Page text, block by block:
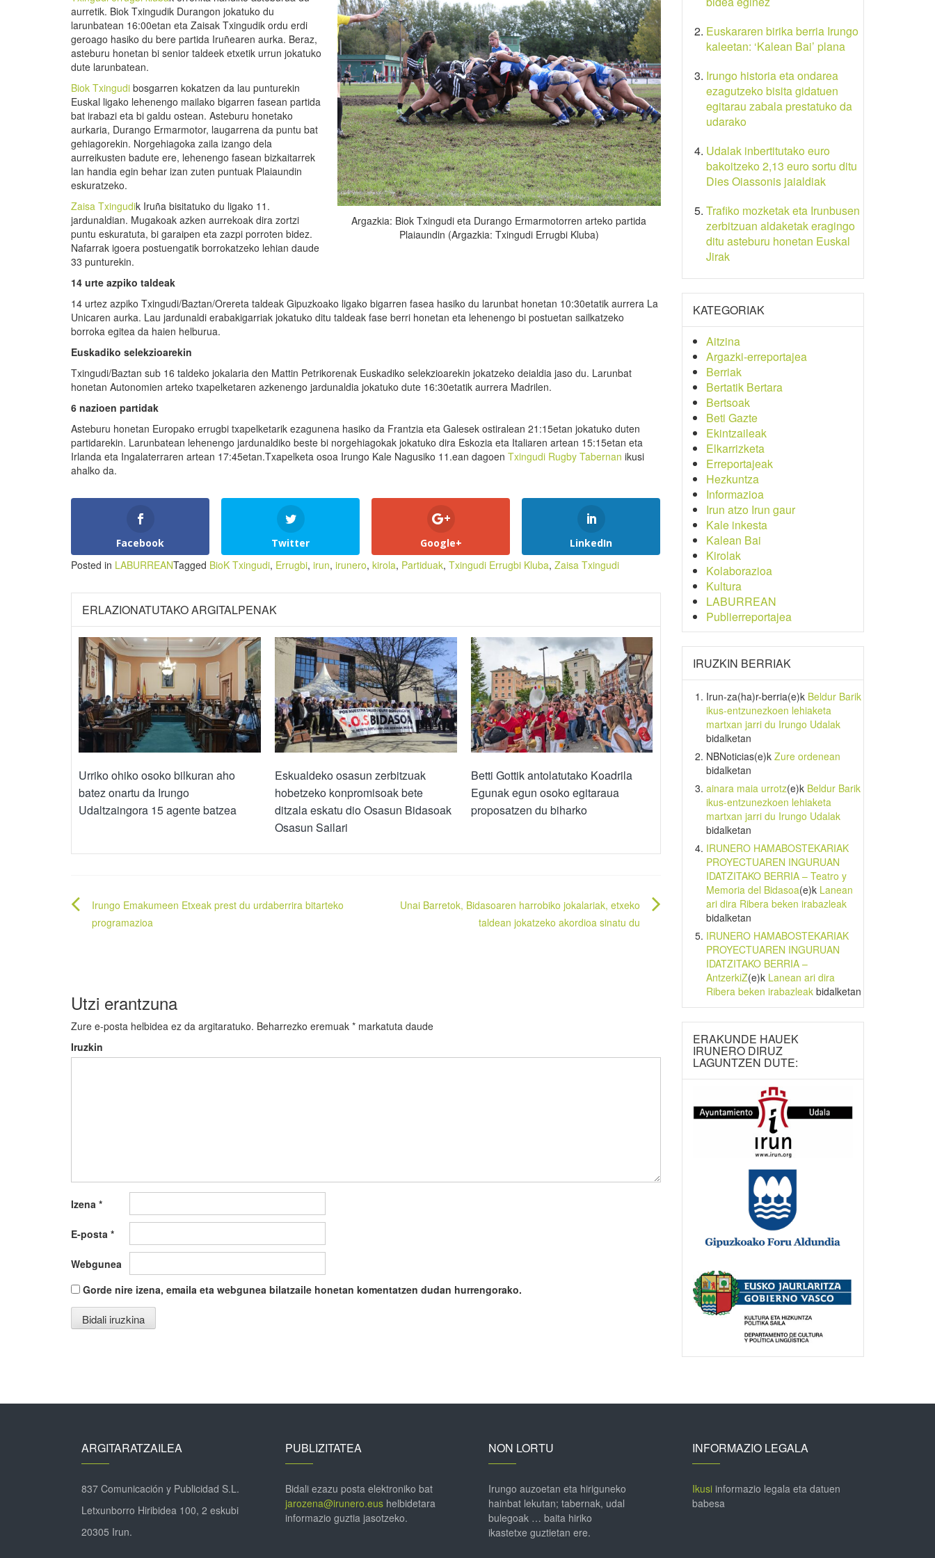
Argazkia: Biok Txingudi eta Durango Ermarmotorren arteko partida
Plaiaundin (Argazkia: Txingudi Errugbi Kluba)
aurretik. Biok Txingudik Durangon jokatuko du
larunbatean 16:00etan eta Zaisak Txingudik ordu erdi
geroago hasiko du bere partida Iruñearen aurka. Beraz,
asteburu honetan bi senior taldeek etxetik urrun jokatuko
dute larunbatean.
Biok Txingudi bosgarren kokatzen da lau punturekin
Euskal ligako lehenengo mailako bigarren fasean partida
bat irabazi eta bi galdu ostean. Asteburu honetako
aurkaria, Durango Ermarmotor, laugarrena da puntu bat
gehiagorekin. Norgehiagoka zaila izango dela
aurreikusten badute ere, lehenengo fasean bizkaitarrek
lan handia egin behar izan zuten puntuak Plaiaundin
eskuratzeko.
Zaisa Txingudik Iruña bisitatuko du ligako 11.
jardunaldian. Mugakoak azken aurrekoak dira zortzi
puntu eskuratuta, bi garaipen eta zazpi porroten bidez.
Nafarrak igoera postuengatik borrokatzeko lehian daude
33 punturekin.
14 urte azpiko taldeak
14 urtez azpiko Txingudi/Baztan/Orereta taldeak Gipuzkoako ligako bigarren fasea hasiko du larunbat honetan 10:30etatik aurrera La
Unicaren aurka. Lau jardunaldi erabakigarriak jokatuko ditu taldeak fase berri honetan eta lehenengo bi postuetan sailkatzeko
borroka egitea da haien helburua.
Euskadiko selekzioarekin
Txingudi/Baztan sub 16 taldeko jokalaria den Mattin Petrikorenak Euskadiko selekzioarekin jokatzeko deialdia jaso du. Larunbat
honetan Autonomien arteko txapelketaren azkenengo jardunaldia jokatuko dute 16:30etatik aurrera Madrilen.
6 nazioen partidak
Asteburu honetan Europako errugbi txapelketarik ezagunena hasiko da Frantzia eta Galesek ostiralean 21:15etan jokatuko duten
partidarekin. Larunbatean lehenengo jardunaldiko beste bi norgehiagokak jokatuko dira Eskozia eta Italiaren artean 15:15etan eta
Irlanda eta Ingalaterraren artean 17:45etan.Txapelketa osoa Irungo Kale Nagusiko 11.ean dagoen Txingudi Rugby Tabernan ikusi
ahalko da.
Facebook Twitter Google+ LinkedIn
Posted in LABURREANTagged BioK Txingudi, Errugbi, irun, irunero, kirola, Partiduak, Txingudi Errugbi Kluba, Zaisa Txingudi
ERLAZIONATUTAKO ARGITALPENAK
Urriko ohiko osoko bilkuran aho
batez onartu da Irungo
Udaltzaingora 15 agente batzea
Eskualdeko osasun zerbitzuak
hobetzeko konpromisoak bete
ditzala eskatu dio Osasun Bidasoak
Osasun Sailari
Betti Gottik antolatutako Koadrila
Egunak egun osoko egitaraua
proposatzen du biharko
Bidalketetan
zehar
Irungo Emakumeen Etxeak prest du urdaberrira bitarteko
programazioa
Unai Barretok, Bidasoaren harrobiko jokalariak, etxeko
taldean jokatzeko akordioa sinatu du
Utzi erantzuna
Zure e-posta helbidea ez da argitaratuko. Beharrezko eremuak * markatuta daude
Iruzkin
Izena *
E-posta *
Webgunea
Gorde nire izena, emaila eta webgunea bilatzaile honetan komentatzen dudan hurrengorako.
Euskararen birika berria Irungo
kaleetan: ‘Kalean Bai’ plana
Irungo historia eta ondarea
ezagutzeko bisita gidatuen
egitarau zabala prestatuko da
udarako
Udalak inbertitutako euro
bakoitzeko 2,13 euro sortu ditu
Dies Oiassonis jaialdiak
Trafiko mozketak eta Irunbusen
zerbitzuan aldaketak eragingo
ditu asteburu honetan Euskal
Jirak
KATEGORIAK
Aitzina
Argazki-erreportajea
Berriak
Bertatik Bertara
Bertsoak
Beti Gazte
Ekintzaileak
Elkarrizketa
Erreportajeak
Hezkuntza
Informazioa
Irun atzo Irun gaur
Kale inkesta
Kalean Bai
Kirolak
Kolaborazioa
Kultura
LABURREAN
Publierreportajea
IRUZKIN BERRIAK
Irun-za(ha)r-berria(e)k Beldur Barik
ikus-entzunezkoen lehiaketa
martxan jarri du Irungo Udalak
bidalketan
NBNoticias(e)k Zure ordenean
bidalketan
ainara maia urrotz(e)k Beldur Barik
ikus-entzunezkoen lehiaketa
martxan jarri du Irungo Udalak
bidalketan
IRUNERO HAMABOSTEKARIAK
PROYECTUAREN INGURUAN
IDATZITAKO BERRIA – Teatro y
Memoria del Bidasoa(e)k Lanean
ari dira Ribera beken irabazleak
bidalketan
IRUNERO HAMABOSTEKARIAK
PROYECTUAREN INGURUAN
IDATZITAKO BERRIA –
AntzerkiZ(e)k Lanean ari dira
Ribera beken irabazleakbidalketan
ERAKUNDE HAUEK
IRUNERO DIRUZ
LAGUNTZEN DUTE:
ARGITARATZAILEA
837 Comunicación y Publicidad S.L.
Letxunborro Hiribidea 100, 2 eskubi
20305 Irun.
PUBLIZITATEA
Bidali ezazu posta elektroniko bat
jarozena@irunero.eushelbidetara
informazio guztia jasotzeko.
NON LORTU
Irungo auzoetan eta hiriguneko
hainbat lekutan; tabernak, udal
bulegoak … baita hiriko
ikastetxe guztietan ere.
INFORMAZIO LEGALA
Ikusiinformazio legala eta datuen
babesa